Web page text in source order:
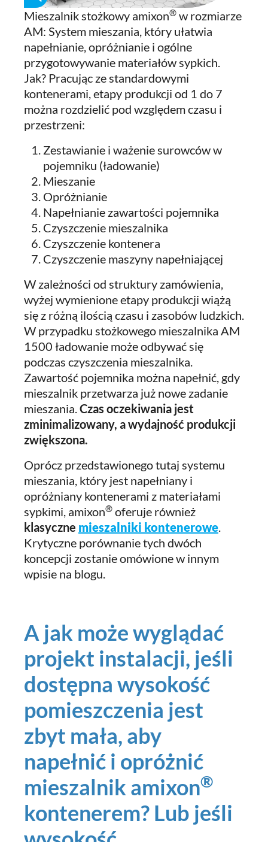
Mieszalnik stożkowy amixon® w rozmiarze
AM: System mieszania, który ułatwia
napełnianie, opróżnianie i ogólne
przygotowywanie materiałów sypkich.
Jak? Pracując ze standardowymi
kontenerami, etapy produkcji od 1 do 7
można rozdzielić pod względem czasu i
przestrzeni:
Zestawianie i ważenie surowców w
pojemniku (ładowanie)
Mieszanie
Opróżnianie
Napełnianie zawartości pojemnika
Czyszczenie mieszalnika
Czyszczenie kontenera
Czyszczenie maszyny napełniającej
W zależności od struktury zamówienia,
wyżej wymienione etapy produkcji wiążą
się z różną ilością czasu i zasobów ludzkich.
W przypadku stożkowego mieszalnika AM
1500 ładowanie może odbywać się
podczas czyszczenia mieszalnika.
Zawartość pojemnika można napełnić, gdy
mieszalnik przetwarza już nowe zadanie
mieszania.Czas oczekiwania jest
zminimalizowany, a wydajność produkcji
zwiększona.
Oprócz przedstawionego tutaj systemu
mieszania, który jest napełniany i
opróżniany kontenerami z materiałami
sypkimi, amixon® oferuje również
klasyczne mieszalniki kontenerowe.
Krytyczne porównanie tych dwóch
koncepcji zostanie omówione w innym
wpisie na blogu.
A jak może wyglądać
projekt instalacji, jeśli
dostępna wysokość
pomieszczenia jest
zbyt mała, aby
napełnić i opróżnić
mieszalnik amixon®
kontenerem? Lub jeśli